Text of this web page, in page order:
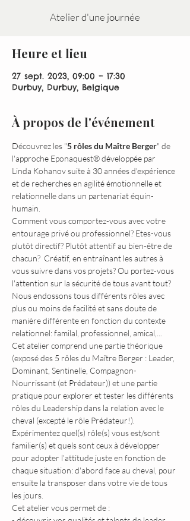
Heure et lieu
27 sept. 2023, 09:00 – 17:30
Durbuy, Durbuy, Belgique
À propos de l'événement
Découvrez les "5 rôles du Maître Berger" de
l'approche Eponaquest® développée par
Linda Kohanov suite à 30 années d'expérience
et de recherches en agilité émotionnelle et
relationnelle dans un partenariat équin-
humain.
Comment vous comportez-vous avec votre
entourage privé ou professionnel? Etes-vous
plutôt directif? Plutôt attentif au bien-être de
chacun?  Créatif, en entraînant les autres à
vous suivre dans vos projets? Ou portez-vous
l'attention sur la sécurité de tous avant tout?
Nous endossons tous différents rôles avec
plus ou moins de facilité et sans doute de
manière différente en fonction du contexte
relationnel: familal, professionnel, amical,...
Cet atelier comprend une partie théorique
(exposé des 5 rôles du Maître Berger : Leader,
Dominant, Sentinelle, Compagnon-
Nourrissant (et Prédateur)) et une partie
pratique pour explorer et tester les différents
rôles du Leadership dans la relation avec le
cheval (excepté le rôle Prédateur!).
Expérimentez quel(s) rôle(s) vous est/sont
familier(s) et quels sont ceux à développer
pour adopter l’attitude juste en fonction de
chaque situation: d'abord face au cheval, pour
ensuite la transposer dans votre vie de tous
les jours.
Cet atelier vous permet de :